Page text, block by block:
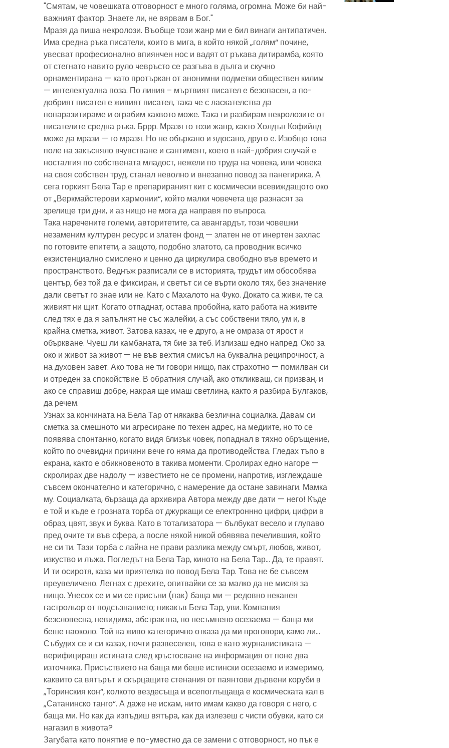
"Смятам, че човешката отговорност е много голяма, огромна. Може би най-
важният фактор. Знаете ли, не вярвам в Бог."
Мразя да пиша некролози. Въобще този жанр ми е бил винаги антипатичен.
Има средна ръка писатели, които в мига, в който някой „голям“ почине,
увесват професионално впиянчен нос и вадят от ръкава дитирамба, която
от стегнато навито руло чевръсто се разгъва в дълга и скучно
орнаментирана — като протъркан от анонимни подметки обществен килим
— интелектуална поза. По линия – мъртвият писател е безопасен, а по-
добрият писател е живият писател, така че с ласкателства да
попаразитираме и ограбим каквото може. Така ги разбирам некролозите от
писателите средна ръка. Бррр. Мразя го този жанр, както Холдън Кофийлд
може да мрази — го мразя. Но не объркано и ядосано, друго е. Изобщо това
поле на закъсняло вчувстване и сантимент, което в най-добрия случай е
носталгия по собствената младост, нежели по труда на човека, или човека
на своя собствен труд, станал неволно и внезапно повод за панегирика. А
сега горкият Бела Тар е препарираният кит с космически всевиждащото око
от „Веркмайстерови хармонии“, който малки човечета ще разнасят за
зрелище три дни, и аз нищо не мога да направя по въпроса.
Така наречените големи, авторитетите, са авангардът, този човешки
незаменим културен ресурс и златен фонд — златен не от инертен захлас
по готовите епитети, а защото, подобно златото, са проводник всичко
екзистенциално смислено и ценно да циркулира свободно във времето и
пространството. Веднъж разписали се в историята, трудът им обособява
център, без той да е фиксиран, и светът си се върти около тях, без значение
дали светът го знае или не. Като с Махалото на Фуко. Докато са живи, те са
живият ни щит. Когато отпаднат, остава пробойна, като работа на живите
след тях е да я запълнят не със жалейки, а със собствени тяло, ум и, в
крайна сметка, живот. Затова казах, че е друго, а не омраза от ярост и
объркване. Чуеш ли камбаната, тя бие за теб. Излизаш едно напред. Око за
око и живот за живот — не във вехтия смисъл на буквална реципрочност, а
на духовен завет. Ако това не ти говори нищо, пак страхотно — помилван си
и отреден за спокойствие. В обратния случай, ако откликваш, си призван, и
ако се справиш добре, накрая ще имаш светлина, както я разбира Булгаков,
да речем.
Узнах за кончината на Бела Тар от някаква безлична социалка. Давам си
сметка за смешното ми агресиране по техен адрес, на медиите, но то се
появява спонтанно, когато видя близък човек, попаднал в тяхно обръщение,
който по очевидни причини вече го няма да противодейства. Гледах тъпо в
екрана, както е обикновеното в такива моменти. Сролирах едно нагоре —
скролирах две надолу — известието не се промени, напротив, изглеждаше
съвсем окончателно и категорично, с намерение да остане завинаги. Мамка
му. Социалката, бързаща да архивира Автора между две дати — него! Къде
е той и къде е грозната торба от джуркащи се електроннно цифри, цифри в
образ, цвят, звук и буква. Като в тотализатора — бълбукат весело и глупаво
пред очите ти във сфера, а после някой никой обявява печелившия, който
не си ти. Тази торба с лайна не прави разлика между смърт, любов, живот,
изкуство и лъжа. Погледът на Бела Тар, киното на Бела Тар… Да, те правят.
И ти осиротя, каза ми приятелка по повод Бела Тар. Това не бе съвсем
преувеличено. Легнах с дрехите, опитвайки се за малко да не мисля за
нищо. Унесох се и ми се присъни (пак) баща ми — редовно неканен
гастрольор от подсъзнанието; никакъв Бела Тар, уви. Компания
безсловесна, невидима, абстрактна, но несъмнено осезаема — баща ми
беше наоколо. Той на живо категорично отказа да ми проговори, камо ли…
Събудих се и си казах, почти развеселен, това е като журналистиката —
верифицираш истината след кръстосване на информация от поне два
източника. Присъствието на баща ми беше истински осезаемо и измеримо,
каквито са вятърът и скърцащите стенания от паянтови дървени коруби в
„Торинския кон“, колкото вездесъща и всепоглъщаща е космическата кал в
„Сатанинско танго“. А даже не искам, нито имам какво да говоря с него, с
баща ми. Но как да изпъдиш вятъра, как да излезеш с чисти обувки, като си
нагазил в живота?
Загубата като понятие е по-уместно да се замени с отговорност, но пък е